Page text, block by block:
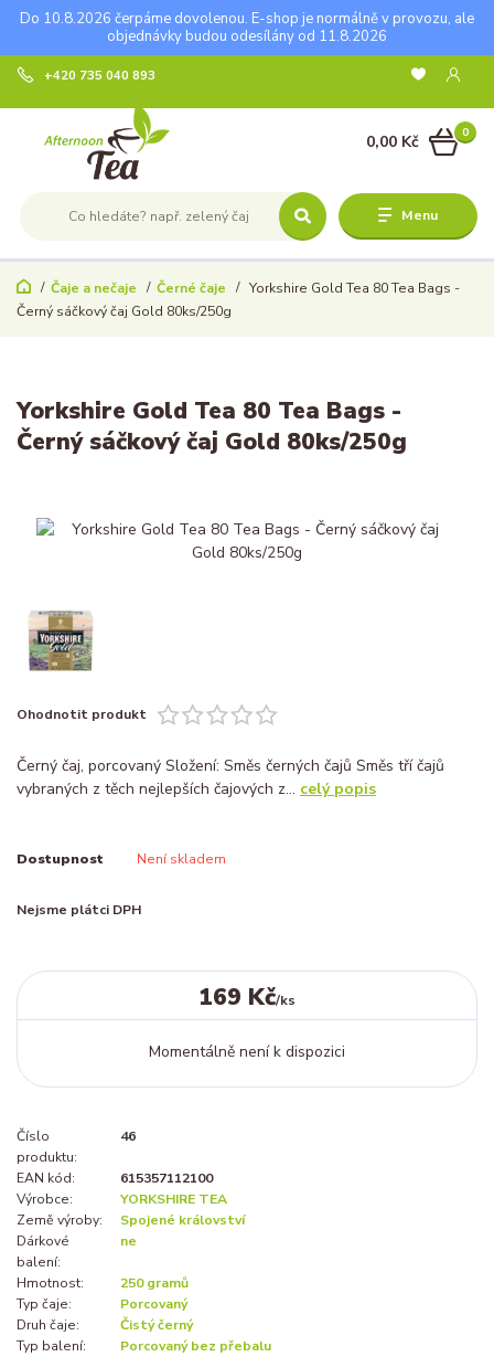
Do 10.8.2026 čerpáme dovolenou. E-shop je normálně v provozu, ale
objednávky budou odesílány od 11.8.2026
Menu
+420 735 040 893
0
0,00 Kč
Čaje a nečaje Černé čaje
Yorkshire Gold Tea 80 Tea Bags -
Černý sáčkový čaj Gold 80ks/250g
Yorkshire Gold Tea 80 Tea Bags -
Černý sáčkový čaj Gold 80ks/250g
Ohodnotit produkt
Černý čaj, porcovaný Složení: Směs černých čajů Směs tří čajů
vybraných z těch nejlepších čajových z... celý popis
Dostupnost Není skladem
Nejsme plátci DPH
169 Kč/ks
Momentálně není k dispozici
Číslo
produktu:
46
EAN kód:
615357112100
Výrobce:
YORKSHIRE TEA
Země výroby:
Spojené království
Dárkové
balení:
ne
Hmotnost:
250 gramů
Typ čaje:
Porcovaný
Druh čaje:
Čistý černý
Typ balení:
Porcovaný bez přebalu